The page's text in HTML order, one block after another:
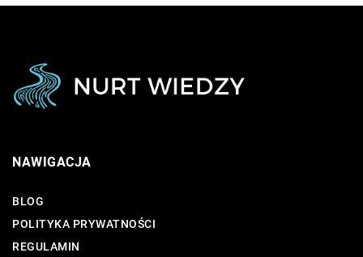
NAWIGACJA
BLOG
POLITYKA PRYWATNOŚCI
REGULAMIN